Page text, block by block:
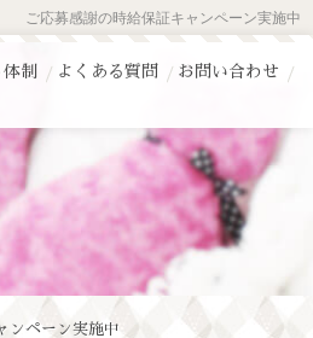
ご応募感謝の時給保証キャンペーン実施中
お問い合わせ
よくある質問
制
ンペーン実施中